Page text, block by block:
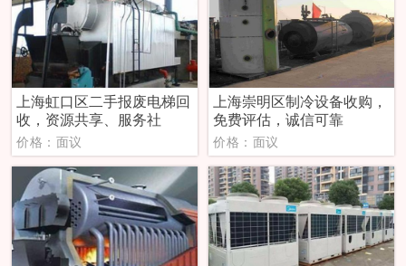
上海虹口区二手报废电梯回
收，资源共享、服务社
价格：面议
上海崇明区制冷设备收购，
免费评估，诚信可靠
价格：面议